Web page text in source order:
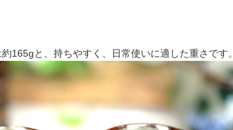
165gと、持ちやすく、日常使いに適した重さです。